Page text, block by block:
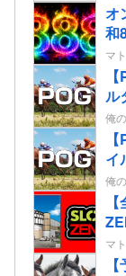
オ
和
マ
ル
情
俺
イ
2
俺
ン
マ